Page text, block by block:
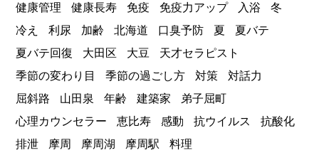
健康管理
健康長寿 免疫 免疫力アップ 入浴
冬
冷え
利尿 加齢 北海道 口臭予防 夏
夏バテ
夏バテ回復
大田区 大豆
天才セラピスト
季節の変わり目
季節の過ごし方 対策
対話力
屈斜路
山田泉 年齢 建築家
弟子屈町
心理カウンセラー
恵比寿 感動 抗ウイルス
抗酸化
排泄
摩周 摩周湖 摩周駅
料理